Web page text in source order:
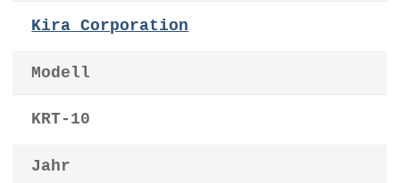
Kira Corporation
Modell
KRT-10
Jahr